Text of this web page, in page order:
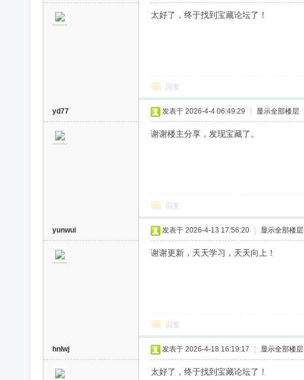
太好了，终于找到宝藏论坛了！
回复
yd77 发表于 2026-4-4 06:49:29 显示全部楼层
谢谢楼主分享，发现宝藏了。
回复
yunwui 发表于 2026-4-13 17:56:20 显示全部楼层
谢谢更新，天天学习，天天向上！
回复
hnlwj 发表于 2026-4-18 16:19:17 显示全部楼层
太好了，终于找到宝藏论坛了！